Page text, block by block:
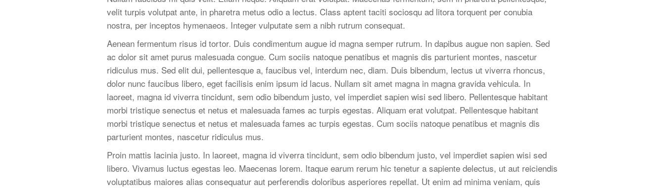
velit turpis volutpat ante, in pharetra metus odio a lectus. Class aptent taciti sociosqu ad litora torquent per conubia
nostra, per inceptos hymenaeos. Integer vulputate sem a nibh rutrum consequat.
Aenean fermentum risus id tortor. Duis condimentum augue id magna semper rutrum. In dapibus augue non sapien. Sed
ac dolor sit amet purus malesuada congue. Cum sociis natoque penatibus et magnis dis parturient montes, nascetur
ridiculus mus. Sed elit dui, pellentesque a, faucibus vel, interdum nec, diam. Duis bibendum, lectus ut viverra rhoncus,
dolor nunc faucibus libero, eget facilisis enim ipsum id lacus. Nullam sit amet magna in magna gravida vehicula. In
laoreet, magna id viverra tincidunt, sem odio bibendum justo, vel imperdiet sapien wisi sed libero. Pellentesque habitant
morbi tristique senectus et netus et malesuada fames ac turpis egestas. Aliquam erat volutpat. Pellentesque habitant
morbi tristique senectus et netus et malesuada fames ac turpis egestas. Cum sociis natoque penatibus et magnis dis
parturient montes, nascetur ridiculus mus.
Proin mattis lacinia justo. In laoreet, magna id viverra tincidunt, sem odio bibendum justo, vel imperdiet sapien wisi sed
libero. Vivamus luctus egestas leo. Maecenas lorem. Itaque earum rerum hic tenetur a sapiente delectus, ut aut reiciendis
voluptatibus maiores alias consequatur aut perferendis doloribus asperiores repellat. Ut enim ad minima veniam, quis